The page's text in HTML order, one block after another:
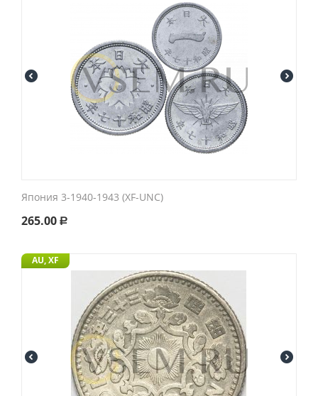
Япония 3-1940-1943 (XF-UNC)
265.00 Р
AU, XF